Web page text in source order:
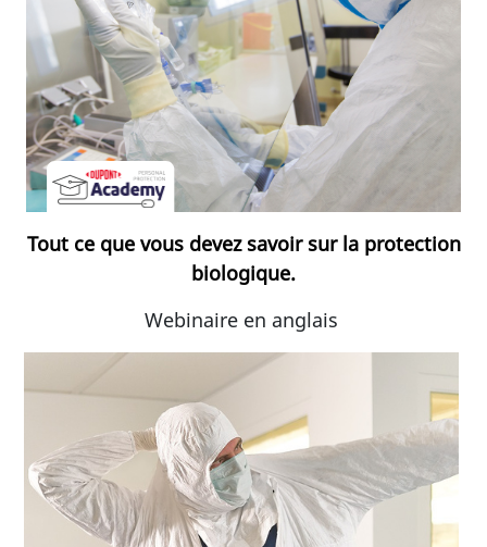
Tout ce que vous devez savoir sur la protection
biologique.
Webinaire en anglais